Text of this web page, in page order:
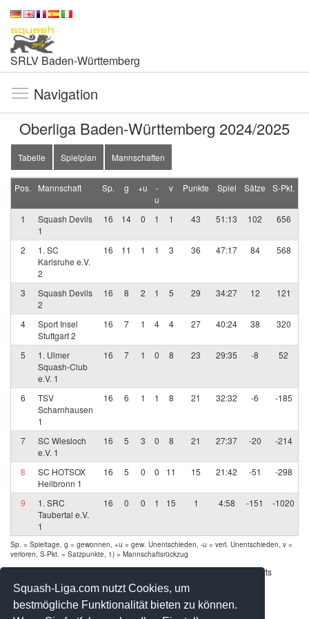
Squash-Liga.com nutzt Cookies, um
bestmögliche Funktionalität bieten zu können.
SRLV Baden-Württemberg
Navigation
Oberliga Baden-Württemberg 2024/2025
Tabelle Spielplan Mannschaften
Pos. Mannschaft Sp. g +u
-
u
v Punkte Spiel Sätze S-Pkt.
1
Squash Devils
1
16 14 0 1 1 43 51:13 102 656
2
1. SC
Karlsruhe e.V.
2
16 11 1 1 3 36 47:17 84 568
3
Squash Devils
2
16 8 2 1 5 29 34:27 12 121
4
Sport Insel
Stuttgart 2
16 7 1 4 4 27 40:24 38 320
5
1. Ulmer
Squash-Club
e.V. 1
16 7 1 0 8 23 29:35 -8 52
6
TSV
Scharnhausen
1
16 6 1 1 8 21 32:32 -6 -185
7
SC Wiesloch
e.V. 1
16 5 3 0 8 21 27:37 -20 -214
8
SC HOTSOX
Heilbronn 1
16 5 0 0 11 15 21:42 -51 -298
9
1. SRC
Taubertal e.V.
1
16 0 0 1 15 1 4:58 -151 -1020
Sp. = Spieltage, g = gewonnen, +u = gew. Unentschieden, -u = verl. Unentschieden, v =
verloren, S-Pkt. = Satzpunkte, 1) = Mannschaftsrückzug
Werbung - Offizielle Pool Partner des deutschen Squashsports